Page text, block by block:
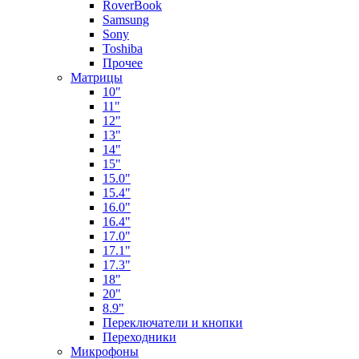
RoverBook
Samsung
Sony
Toshiba
Прочее
Матрицы
10"
11"
12"
13"
14"
15"
15.0"
15.4"
16.0"
16.4"
17.0"
17.1"
17.3"
18"
20"
8.9"
Переключатели и кнопки
Переходники
Микрофоны